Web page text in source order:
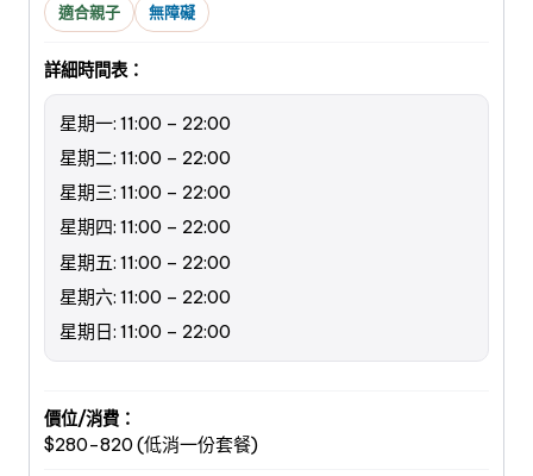
適合親子 無障礙
詳細時間表：
星期一: 11:00 – 22:00
星期二: 11:00 – 22:00
星期三: 11:00 – 22:00
星期四: 11:00 – 22:00
星期五: 11:00 – 22:00
星期六: 11:00 – 22:00
星期日: 11:00 – 22:00
價位/消費：
$280-820 (低消一份套餐)